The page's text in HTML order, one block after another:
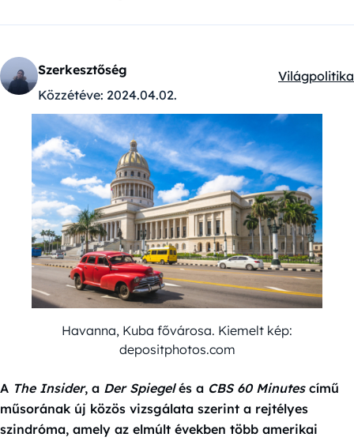
Szerkesztőség
Közzétéve: 2024.04.02.
Kategóriák:
Világpolitika
Havanna, Kuba fővárosa. Kiemelt kép:
depositphotos.com
A The Insider, a Der Spiegelés a CBS 60 Minutescímű
műsorának új közös vizsgálata szerint a rejtélyes
szindróma, amely az elmúlt években több amerikai